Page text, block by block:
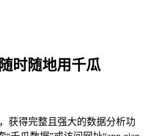
时随地用千瓜
获得完整且强大的数据分析功